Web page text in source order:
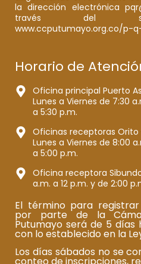
la dirección electrónica
través del
www.ccputumayo.org.co/p-
Horario de
Oficina principal Puerto
Lunes a Viernes de 7:30
a 5:30 p.m.
Oficinas receptoras Orito
Lunes a Viernes de 8:00
a 5:00 p.m.
Oficina receptora
a.m. a 12 p.m. y de 2:00
El término para
por parte de la
Putumayo será de 5
con lo establecido en la
Los días sábados no se